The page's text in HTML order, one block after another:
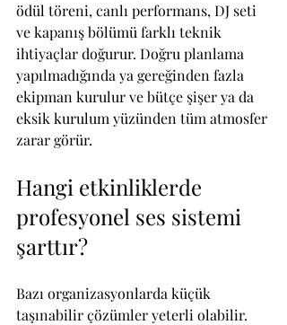
ödül töreni, canlı performans, DJ seti
ve kapanış bölümü farklı teknik
ihtiyaçlar doğurur. Doğru planlama
yapılmadığında ya gereğinden fazla
ekipman kurulur ve bütçe şişer ya da
eksik kurulum yüzünden tüm atmosfer
zarar görür.
Hangi etkinliklerde
profesyonel ses sistemi
şarttır?
Bazı organizasyonlarda küçük
taşınabilir çözümler yeterli olabilir.